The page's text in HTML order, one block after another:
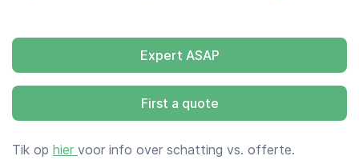
Expert ASAP
First a quote
Tik op hier voor info over schatting vs. offerte.